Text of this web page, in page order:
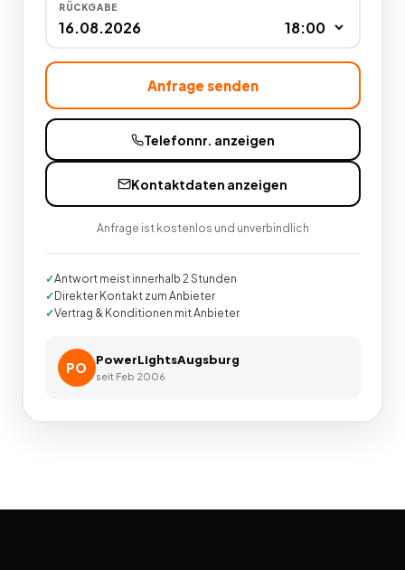
RÜCKGABE
Anfrage senden
Telefonnr. anzeigen
Kontaktdaten anzeigen
Anfrage ist kostenlos und unverbindlich
Antwort meist innerhalb 2 Stunden
Direkter Kontakt zum Anbieter
Vertrag & Konditionen mit Anbieter
PO
PowerLightsAugsburg
seit Feb 2006